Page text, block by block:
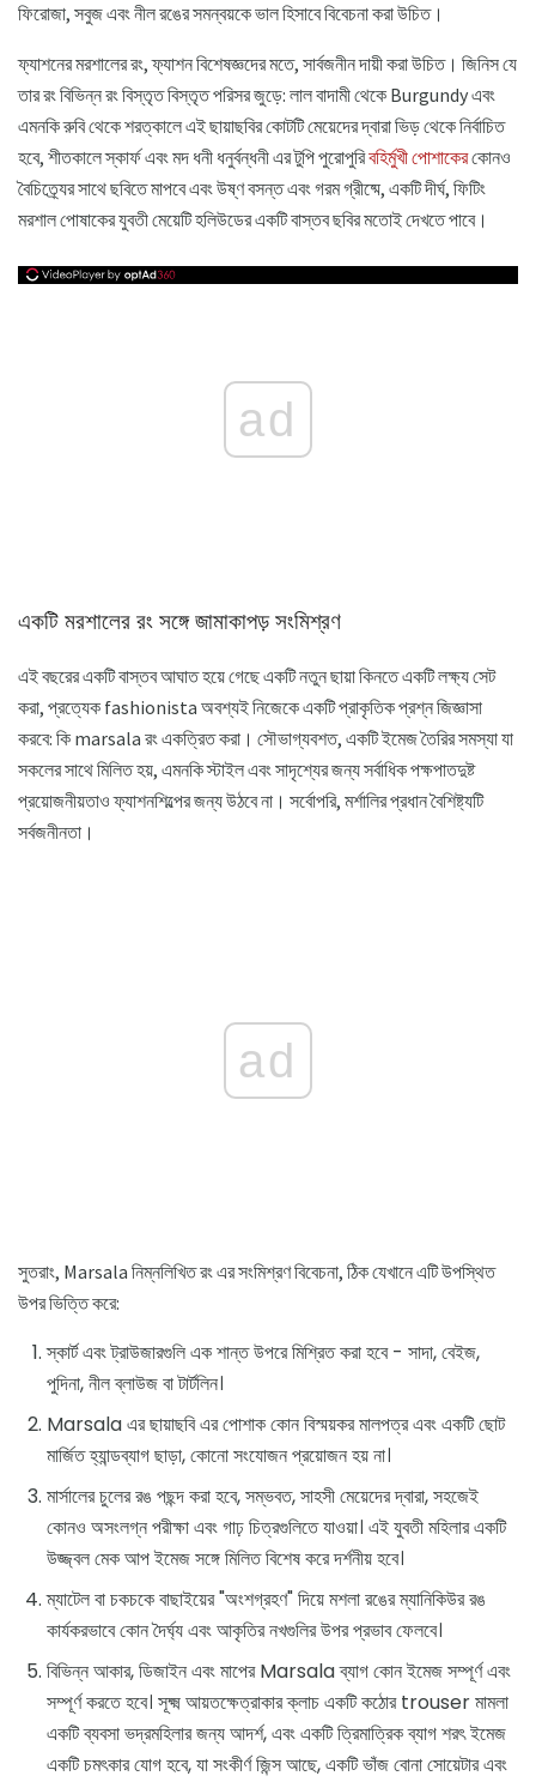
ফিরোজা, সবুজ এবং নীল রঙের সমন্বয়কে ভাল হিসাবে বিবেচনা করা উচিত।
ফ্যাশনের মরশালের রং, ফ্যাশন বিশেষজ্ঞদের মতে, সার্বজনীন দায়ী করা উচিত। জিনিস যে
তার রং বিভিন্ন রং বিস্তৃত বিস্তৃত পরিসর জুড়ে: লাল বাদামী থেকে Burgundy এবং
এমনকি রুবি থেকে শরত্কালে এই ছায়াছবির কোটটি মেয়েদের দ্বারা ভিড় থেকে নির্বাচিত
হবে, শীতকালে স্কার্ফ এবং মদ ধনী ধনুর্বন্ধনী এর টুপি পুরোপুরিবহির্মুখী পোশাকেরকোনও
বৈচিত্র্যের সাথে ছবিতে মাপবে এবং উষ্ণ বসন্ত এবং গরম গ্রীষ্মে, একটি দীর্ঘ, ফিটিং
মরশাল পোষাকের যুবতী মেয়েটি হলিউডের একটি বাস্তব ছবির মতোই দেখতে পাবে।
ad
একটি মরশালের রং সঙ্গে জামাকাপড় সংমিশ্রণ
এই বছরের একটি বাস্তব আঘাত হয়ে গেছে একটি নতুন ছায়া কিনতে একটি লক্ষ্য সেট
করা, প্রত্যেক fashionista অবশ্যই নিজেকে একটি প্রাকৃতিক প্রশ্ন জিজ্ঞাসা
করবে: কি marsala রং একত্রিত করা। সৌভাগ্যবশত, একটি ইমেজ তৈরির সমস্যা যা
সকলের সাথে মিলিত হয়, এমনকি স্টাইল এবং সাদৃশ্যের জন্য সর্বাধিক পক্ষপাতদুষ্ট
প্রয়োজনীয়তাও ফ্যাশনশিল্পের জন্য উঠবে না। সর্বোপরি, মর্শালির প্রধান বৈশিষ্ট্যটি
সর্বজনীনতা।
ad
সুতরাং, Marsala নিম্নলিখিত রং এর সংমিশ্রণ বিবেচনা, ঠিক যেখানে এটি উপস্থিত
উপর ভিত্তি করে:
স্কার্ট এবং ট্রাউজারগুলি এক শান্ত উপরে মিশ্রিত করা হবে - সাদা, বেইজ,
পুদিনা, নীল ব্লাউজ বা টার্টলিন।
Marsala এর ছায়াছবি এর পোশাক কোন বিস্ময়কর মালপত্র এবং একটি ছোট
মার্জিত হ্যান্ডব্যাগ ছাড়া, কোনো সংযোজন প্রয়োজন হয় না।
মার্সালের চুলের রঙ পছন্দ করা হবে, সম্ভবত, সাহসী মেয়েদের দ্বারা, সহজেই
কোনও অসংলগ্ন পরীক্ষা এবং গাঢ় চিত্রগুলিতে যাওয়া। এই যুবতী মহিলার একটি
উজ্জ্বল মেক আপ ইমেজ সঙ্গে মিলিত বিশেষ করে দর্শনীয় হবে।
ম্যাটেল বা চকচকে বাছাইয়ের "অংশগ্রহণ" দিয়ে মশলা রঙের ম্যানিকিউর রঙ
কার্যকরভাবে কোন দৈর্ঘ্য এবং আকৃতির নখগুলির উপর প্রভাব ফেলবে।
বিভিন্ন আকার, ডিজাইন এবং মাপের Marsala ব্যাগ কোন ইমেজ সম্পূর্ণ এবং
সম্পূর্ণ করতে হবে। সূক্ষ্ম আয়তক্ষেত্রাকার ক্লাচ একটি কঠোর trouser মামলা
একটি ব্যবসা ভদ্রমহিলার জন্য আদর্শ, এবং একটি ত্রিমাত্রিক ব্যাগ শরৎ ইমেজ
একটি চমৎকার যোগ হবে, যা সংকীর্ণ জিন্স আছে, একটি ভাঁজ বোনা সোয়েটার এবং